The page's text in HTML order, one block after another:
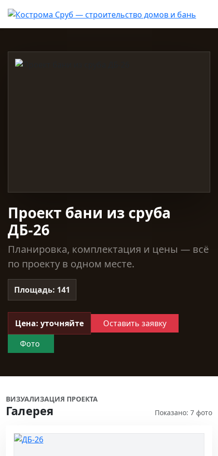
Проект бани из сруба
ДБ-26
Планировка, комплектация и цены — всё
по проекту в одном месте.
Площадь: 141
Цена: уточняйте
Оставить заявку
Фото
ВИЗУАЛИЗАЦИЯ ПРОЕКТА
Галерея Показано: 7 фото